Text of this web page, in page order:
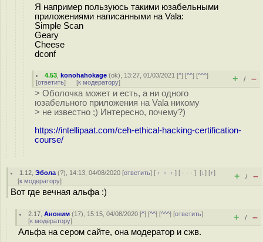
Я например пользуюсь такими юзабельными
приложениями написанными на Vala:
Simple Scan
Geary
Cheese
dconf
4.53 ,konohahokage (ok), 13:27, 01/03/2021 [^] [^^] [^^^]
[ответить] [к модератору] + / –
> Оболочка может и есть, а ни одного
юзабельного приложения на Vala никому
> не известно ;) Интересно, почему?)
https://intellipaat.com/ceh-ethical-hacking-certification-
course/
1.12 ,Эбола (?), 14:13, 04/08/2020 [ответить] [ ﹢﹢﹢] [ · · ·][↓] [↑]
[к модератору] + / –
Вот где вечная альфа :)
2.17 ,Аноним (17), 15:15, 04/08/2020 [^] [^^] [^^^] [ответить]
[к модератору] + / –
Альфа на сером сайте, она модератор и сжв.